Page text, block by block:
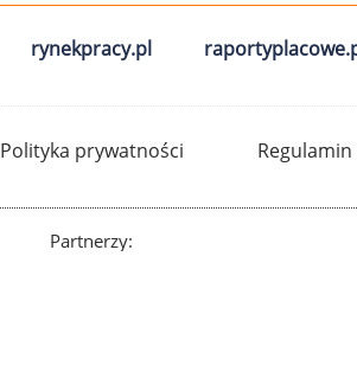
rynekpracy.pl
Polityka prywatności Regulamin
Partnerzy: